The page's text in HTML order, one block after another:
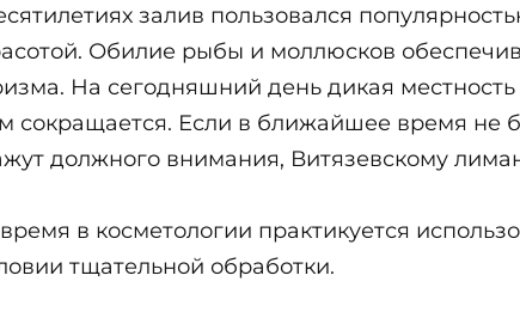
залив пользовался
Обилие рыбы и моллюсков
На сегодняшний день дикая
сокращается. Если в ближайшее время не
должного внимания, Витязевскому
в косметологии практикуется
тщательной обработки.